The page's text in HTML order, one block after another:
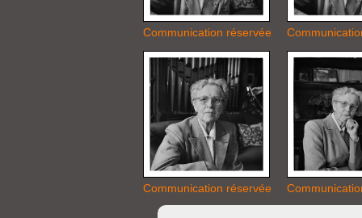
Communication réservée
Communication réservée